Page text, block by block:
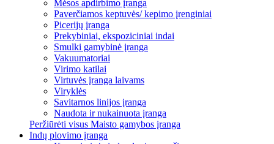
Mėsos apdirbimo įranga
Paverčiamos keptuvės/ kepimo įrenginiai
Picerijų įranga
Prekybiniai, ekspoziciniai indai
Smulki gamybinė įranga
Vakuumatoriai
Virimo katilai
Virtuvės įranga laivams
Viryklės
Savitarnos linijos įranga
Naudota ir nukainuota įranga
Peržiūrėti visus Maisto gamybos įranga
Indų plovimo įranga